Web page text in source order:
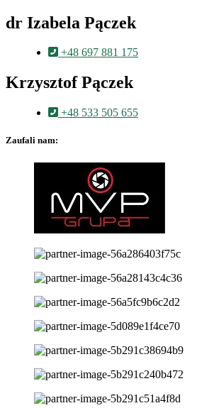
dr Izabela Pączek
+48 697 881 175
Krzysztof Pączek
+48 533 505 655
Zaufali nam: